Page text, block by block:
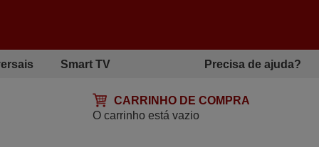
Smart TV Precisa de ajuda?
CARRINHO DE COMPRA
O carrinho está vazio